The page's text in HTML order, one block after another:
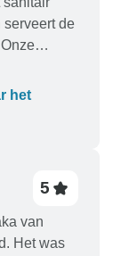
de
ons
goed
het
5
van
Het was